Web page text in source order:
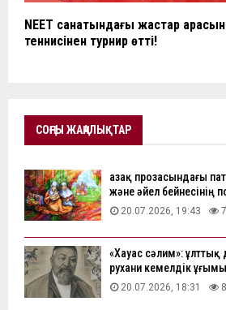
NEET санатындағы жастар
теннисінен турнир өтті!
СОҢҒЫ ЖАҢАЛЫҚТАР
Қазақ прозасындағы
және әйел бейнесінің
20.07.2026, 19:43
«Хауас сәлим»:
рухани кемелдік ұғымы
20.07.2026, 18:31